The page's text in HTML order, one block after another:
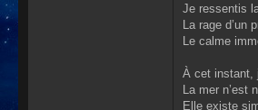
Je ressentis
La rage d’un
Le calme
À cet instant,
La mer n’est
Elle existe